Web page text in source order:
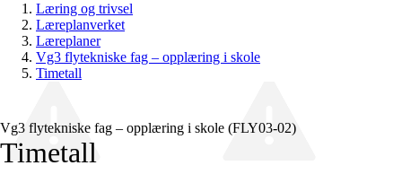
Læring og trivsel
Læreplanverket
Læreplaner
Vg3 flytekniske fag – opplæring i skole
Timetall
Vg3 flytekniske fag – opplæring i skole (FLY03‑02)
Timetall